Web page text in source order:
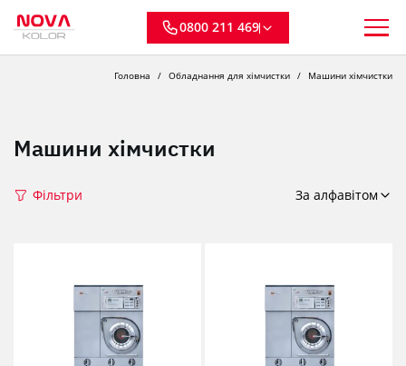
0800 211 469
Головна Обладнання для хімчистки Машини хімчистки
Машини хімчистки
Фільтри За алфавітом